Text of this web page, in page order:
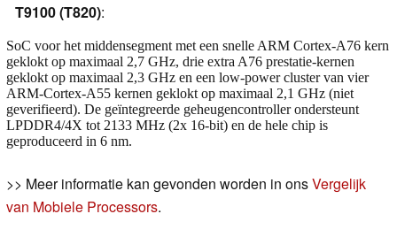
T9100 (T820):
SoC voor het middensegment met een snelle ARM Cortex-A76 kern
geklokt op maximaal 2,7 GHz, drie extra A76 prestatie-kernen
geklokt op maximaal 2,3 GHz en een low-power cluster van vier
ARM-Cortex-A55 kernen geklokt op maximaal 2,1 GHz (niet
geverifieerd). De geïntegreerde geheugencontroller ondersteunt
LPDDR4/4X tot 2133 MHz (2x 16-bit) en de hele chip is
geproduceerd in 6 nm.
>> Meer informatie kan gevonden worden in onsVergelijk
van Mobiele Processors.